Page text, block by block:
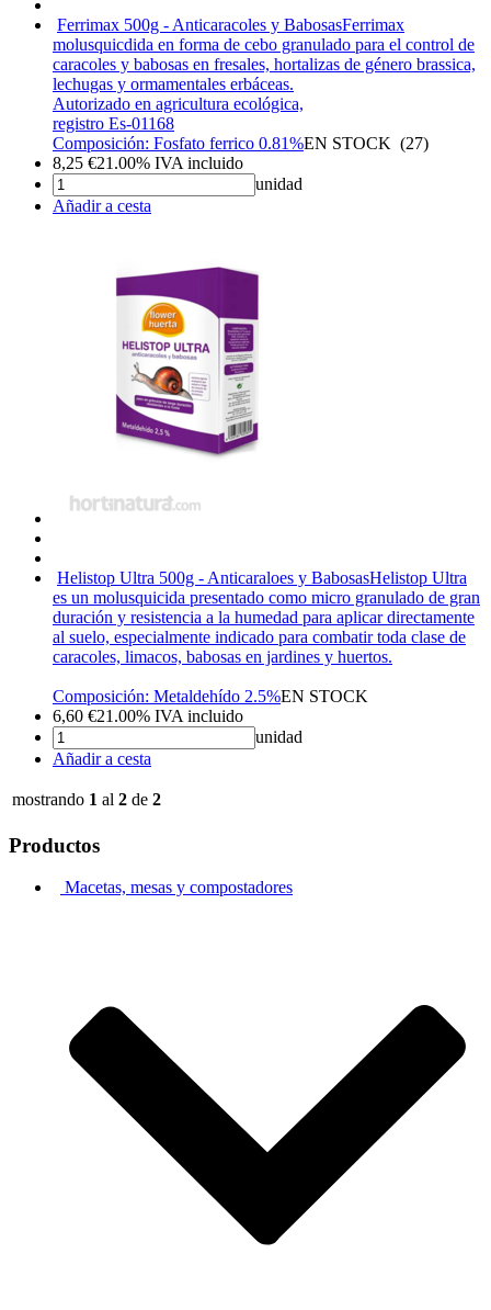
Ferrimax 500g - Anticaracoles y BabosasFerrimax
molusquicdida en forma de cebo granulado para el control de
caracoles y babosas en fresales, hortalizas de género brassica,
lechugas y ormamentales erbáceas.
Autorizado en agricultura ecológica,
registro Es-01168
Composición: Fosfato ferrico 0.81%EN STOCK (27)
8,25 €21.00% IVA incluido
unidad
Añadir a cesta
Helistop Ultra 500g - Anticaraloes y BabosasHelistop Ultra
es un molusquicida presentado como micro granulado de gran
duración y resistencia a la humedad para aplicar directamente
al suelo, especialmente indicado para combatir toda clase de
caracoles, limacos, babosas en jardines y huertos.
Composición: Metaldehído 2.5%EN STOCK
6,60 €21.00% IVA incluido
unidad
Añadir a cesta
mostrando 1 al 2 de 2
Productos
Macetas, mesas y compostadores